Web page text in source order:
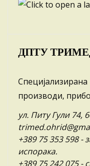
ДПТУ
производи,
ул. Питу Гули 74,
+389 75 353 598-
испорака.
+389 75 242 075-